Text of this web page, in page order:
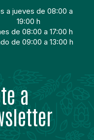
a jueves de 08:00 a
19:00 h
de 08:00 a 17:00 h
de 09:00 a 13:00 h
a